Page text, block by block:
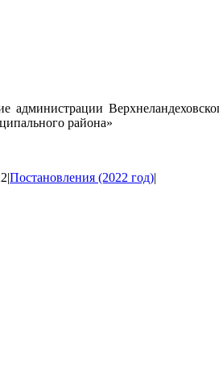
администрации
района»
|Постановления (2022 год)|